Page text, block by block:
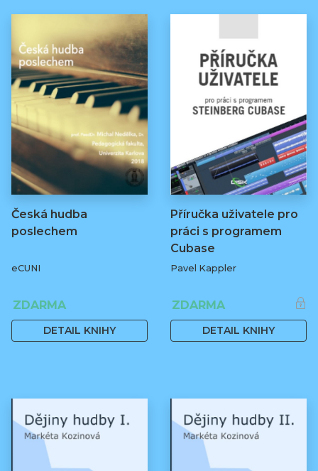
Česká hudba
poslechem
eCUNI
ZDARMA
DETAIL KNIHY
Příručka uživatele pro
práci s programem
Cubase
Pavel Kappler
ZDARMA
DETAIL KNIHY